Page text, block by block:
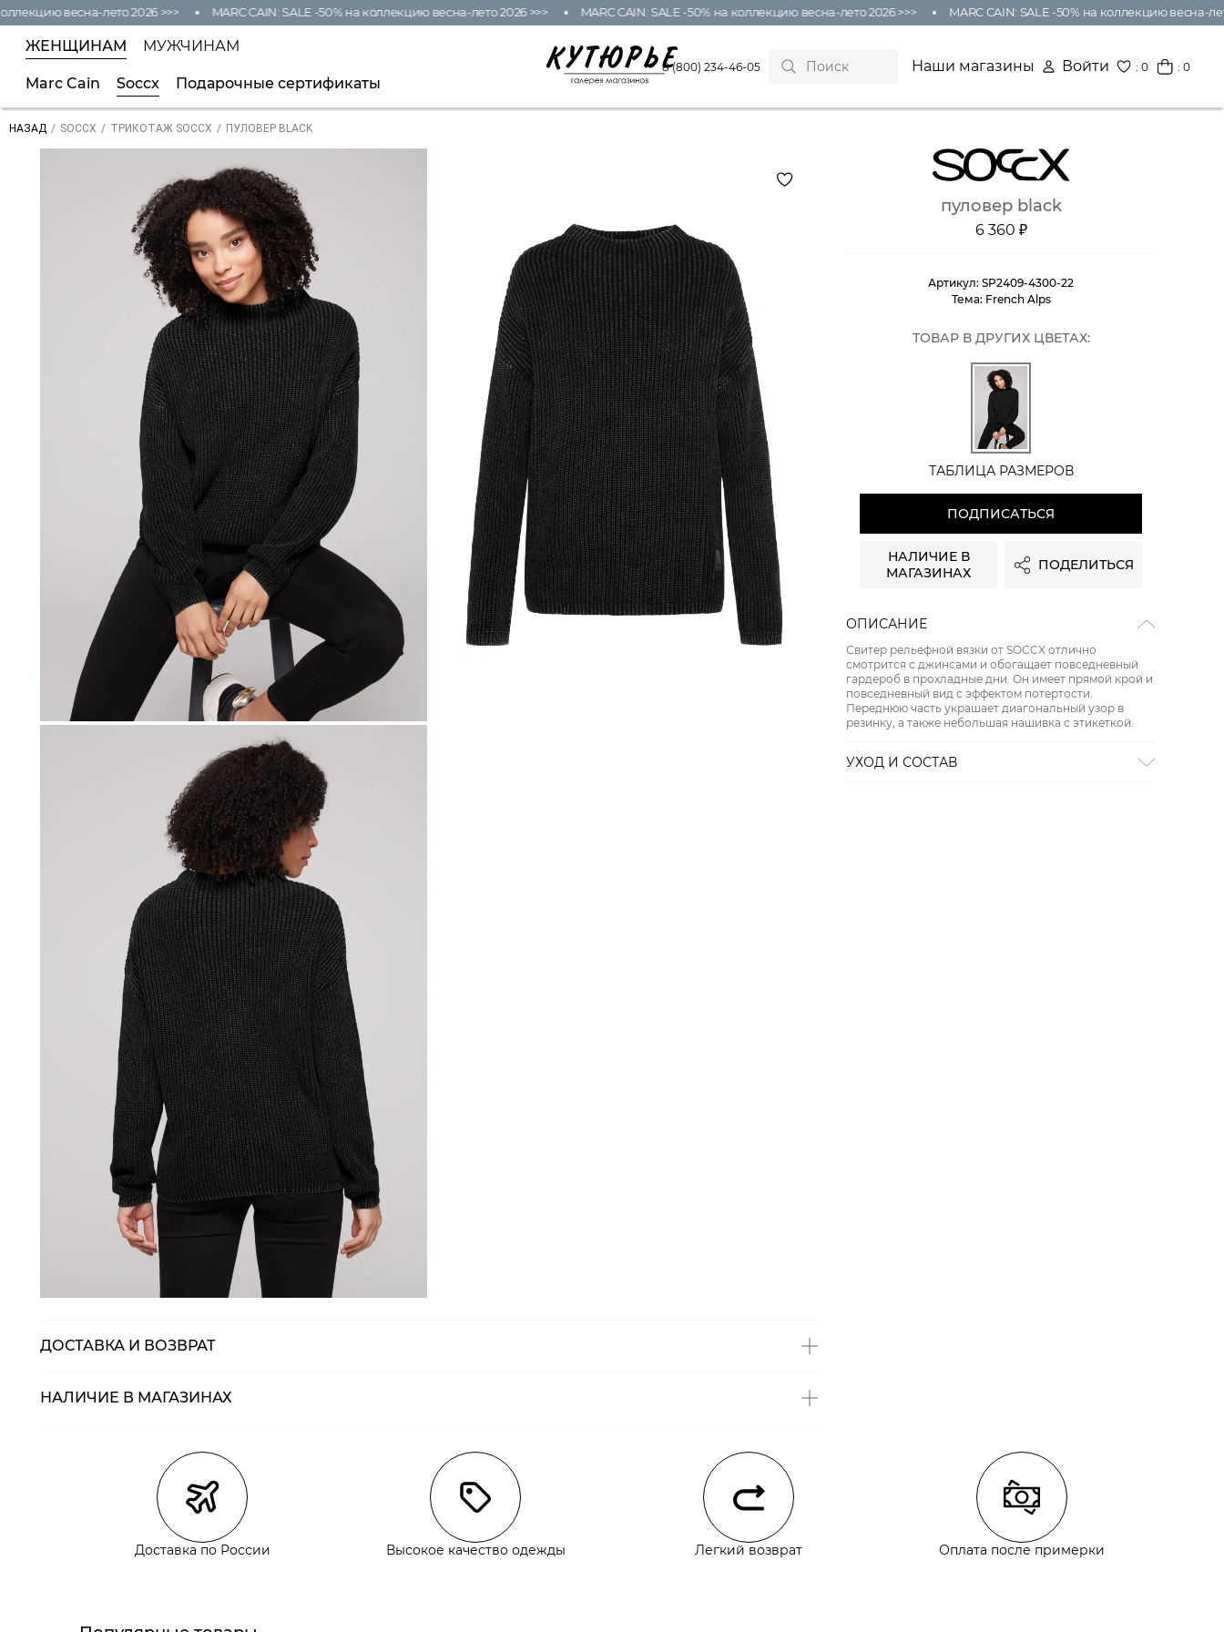
весна-лето 2026 >>> MARC CAIN: SALE -50% на коллекцию весна-лето 2026 >>> MARC CAIN: SALE -50% на коллекцию весна-лето 2026 >>> MARC CAIN: SALE -50% на коллекцию весна-
ЖЕНЩИНАМ МУЖЧИНАМ
Marc Cain Soccx Подарочные сертификаты
8 (800) 234-46-05 Наши магазины Войти :0 : 0
НАЗАД / SOCCX / ТРИКОТАЖ SOCCX / ПУЛОВЕР BLACK
ДОСТАВКА И ВОЗВРАТ
Курьерская доставка СДЭК
Самовывоз из пункта выдачи СДЭК
Самовывоз из наших магазинов
НАЛИЧИЕ В МАГАЗИНАХ
пуловер black
6 360 ₽
Артикул:SP2409-4300-22
Тема: French Alps
ТОВАР В ДРУГИХ ЦВЕТАХ:
ТАБЛИЦА РАЗМЕРОВ
ПОДПИСАТЬСЯ
НАЛИЧИЕ В
МАГАЗИНАХ
ПОДЕЛИТЬСЯ
ОПИСАНИЕ
Свитер рельефной вязки от SOCCX отлично
смотрится с джинсами и обогащает повседневный
гардероб в прохладные дни. Он имеет прямой крой и
повседневный вид с эффектом потертости.
Переднюю часть украшает диагональный узор в
резинку, а также небольшая нашивка с этикеткой.
УХОД И СОСТАВ
Доставка по России Высокое качество одежды Легкий возврат Оплата после примерки